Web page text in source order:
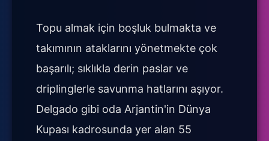
Topu almak için boşluk bulmakta ve
takımının ataklarını yönetmekte çok
başarılı; sıklıkla derin paslar ve
driplinglerle savunma hatlarını aşıyor.
Delgado gibi oda Arjantin'in Dünya
Kupası kadrosunda yer alan 55